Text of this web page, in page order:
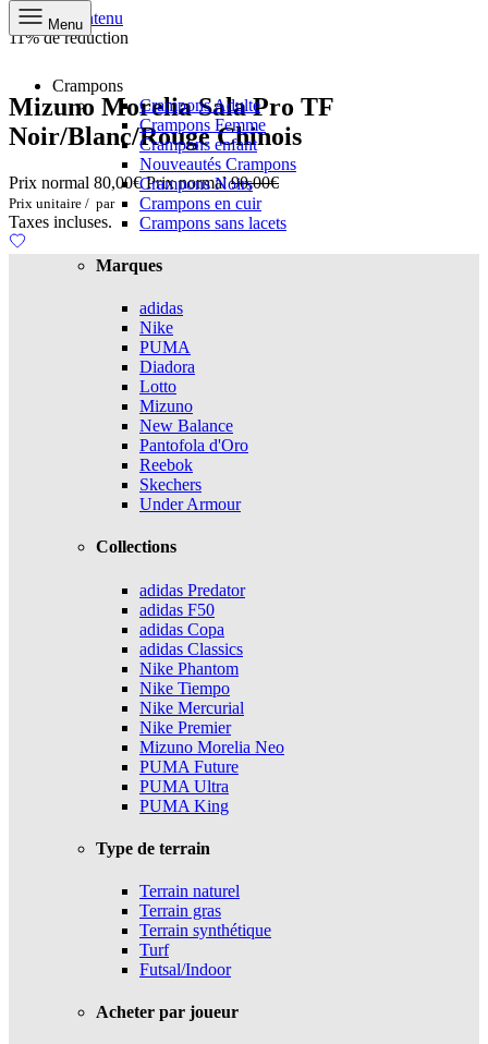
Aller au contenu
Menu
Crampons
Crampons Adulte
Crampons Femme
Crampons enfant
Nouveautés Crampons
Crampons Noirs
Crampons en cuir
Crampons sans lacets
Marques
adidas
Nike
PUMA
Diadora
Lotto
Mizuno
New Balance
Pantofola d'Oro
Reebok
Skechers
Under Armour
Collections
adidas Predator
adidas F50
adidas Copa
adidas Classics
Nike Phantom
Nike Tiempo
Nike Mercurial
Nike Premier
Mizuno Morelia Neo
PUMA Future
PUMA Ultra
PUMA King
Type de terrain
Terrain naturel
Terrain gras
Terrain synthétique
Turf
Futsal/Indoor
Acheter par joueur
11% de réduction
Mizuno Morelia Sala Pro TF
Noir/Blanc/Rouge Chinois
Prix normal 80,00€Prix normal 90,00€
Prix unitaire / par
Taxes incluses.